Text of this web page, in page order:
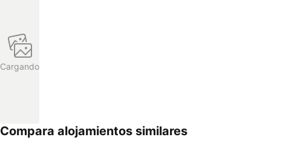
Cargando
Compara alojamientos similares